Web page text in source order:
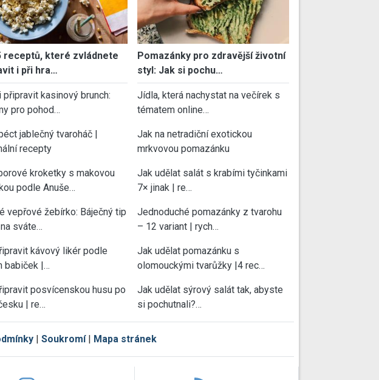
receptů, které zvládnete
i při hra…
připravit kasinový brunch:
pro pohod…
jablečný tvaroháč |
recepty
kroketky s makovou
podle Anuše…
vepřové žebírko: Báječný tip
sváte…
kávový likér podle
babiček |…
posvícenskou husu po
| re…
Pomazánky pro zdravější životní
styl: Jak si pochu…
Jídla, která nachystat na večírek s
tématem online…
Jak na netradiční exotickou
mrkvovou pomazánku
Jak udělat salát s krabími tyčinkami
7× jinak | re…
Jednoduché pomazánky z tvarohu
– 12 variant | rych…
Jak udělat pomazánku s
olomouckými tvarůžky |4 rec…
Jak udělat sýrový salát tak, abyste
si pochutnali?…
| Soukromí| Mapa stránek